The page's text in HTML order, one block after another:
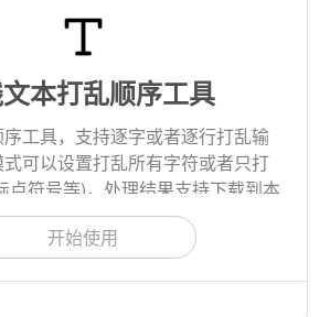
本打乱顺序工具
工具，支持逐字或者逐行打乱输
可以设置打乱所有字符或者只打
点符号等)，处理结果支持下载到本
开始使用